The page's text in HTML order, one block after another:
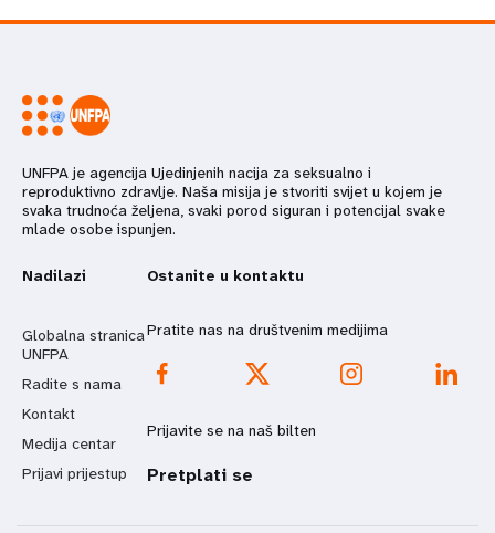
UNFPA je agencija Ujedinjenih nacija za seksualno i
reproduktivno zdravlje. Naša misija je stvoriti svijet u kojem je
svaka trudnoća željena, svaki porod siguran i potencijal svake
mlade osobe ispunjen.
Nadilazi
Globalna stranica
UNFPA
Radite s nama
Kontakt
Medija centar
Prijavi prijestup
Ostanite u kontaktu
Pratite nas na društvenim medijima
Prijavite se na naš bilten
Pretplati se